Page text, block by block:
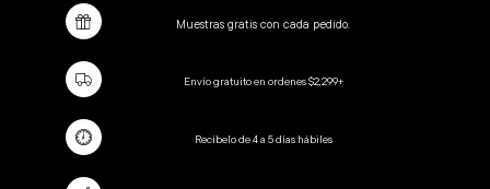
Muestras gratis con cada pedido.
Envío gratuito en ordenes $2,299+
Recíbelo de 4 a 5 días hábiles